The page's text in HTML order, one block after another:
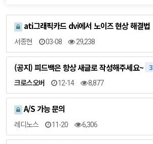
ati그래픽카드 dvi에서 노이즈 현상 해결법
서종현 03-08 29,238
(공지) 피드백은 항상 새글로 작성해주세요~ 3
크로스오버 12-14 8,877
A/S 가능 문의
레디노스 11-20 6,306